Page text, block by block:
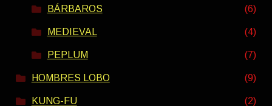
BÁRBAROS (6)
MEDIEVAL (4)
PEPLUM (7)
HOMBRES LOBO (9)
KUNG-FU (2)